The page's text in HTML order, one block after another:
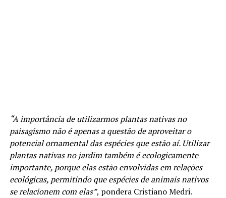
“A importância de utilizarmos plantas nativas no
paisagismo não é apenas a questão de aproveitar o
potencial ornamental das espécies que estão aí. Utilizar
plantas nativas no jardim também é ecologicamente
importante, porque elas estão envolvidas em relações
ecológicas, permitindo que espécies de animais nativos
se relacionem com elas”, pondera Cristiano Medri.